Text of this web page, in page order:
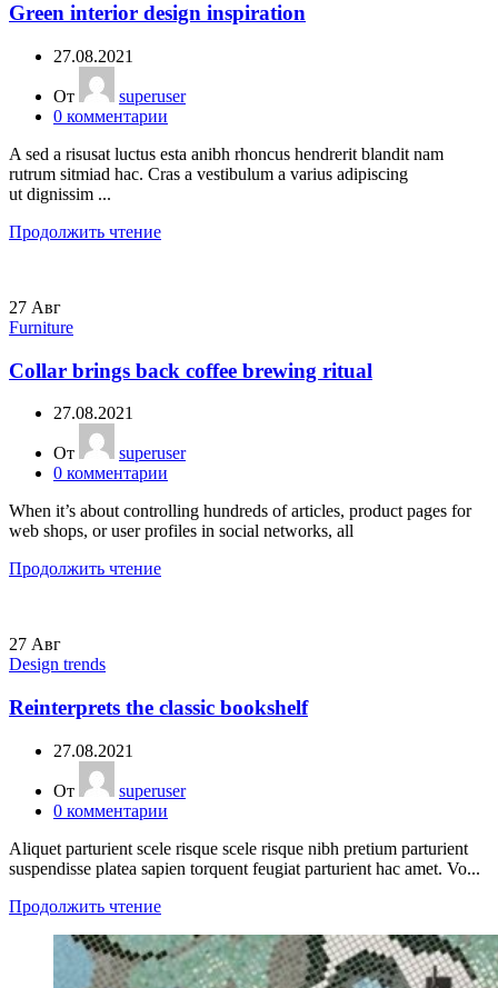
Green interior design inspiration
27.08.2021
От
superuser
0 комментарии
A sed a risusat luctus esta anibh rhoncus hendrerit blandit nam
rutrum sitmiad hac. Cras a vestibulum a varius adipiscing
ut dignissim ...
Продолжить чтение
27 Авг
Furniture
Collar brings back coffee brewing ritual
27.08.2021
От
superuser
0 комментарии
When it’s about controlling hundreds of articles, product pages for
web shops, or user profiles in social networks, all
Продолжить чтение
27 Авг
Design trends
Reinterprets the classic bookshelf
27.08.2021
От
superuser
0 комментарии
Aliquet parturient scele risque scele risque nibh pretium parturient
suspendisse platea sapien torquent feugiat parturient hac amet. Vo...
Продолжить чтение